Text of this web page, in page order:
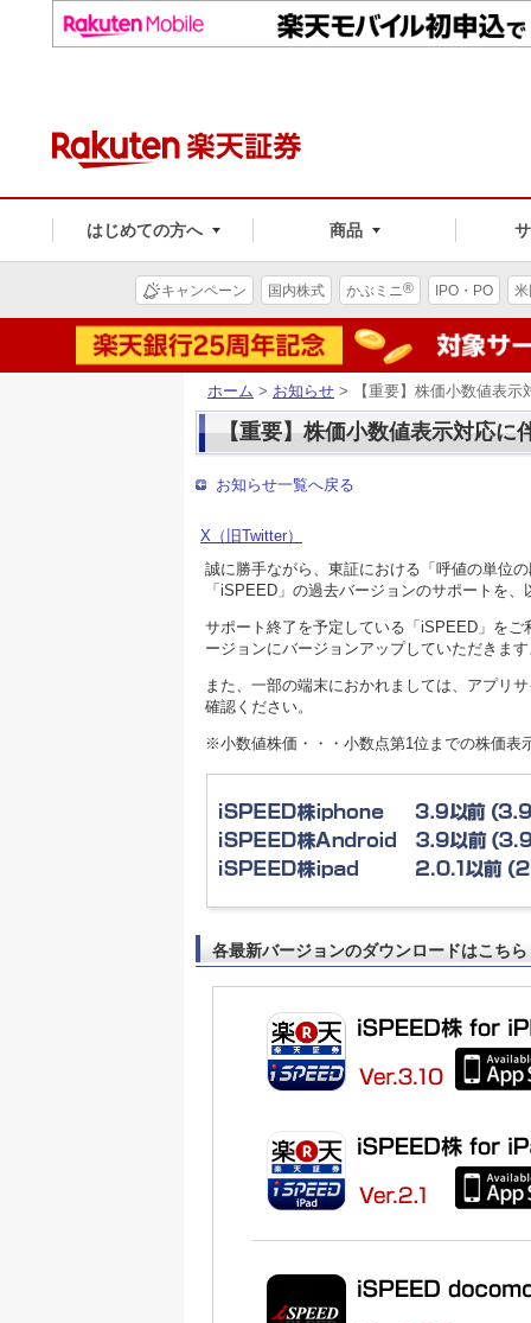
はじめての方へ 商品
キャンペーン 国内株式 かぶミニ® IPO・PO
ホーム > お知らせ > 【重要】株価小数値表示
【重要】株価小数値表示対応に
お知らせ一覧へ戻る
X（旧Twitter）
誠に勝手ながら、東証における「呼値の単位
「iSPEED」の過去バージョンのサポートを
サポート終了を予定している「iSPEED」を
ージョンにバージョンアップしていただきま
また、一部の端末におかれましては、アプリ
確認ください。
※小数値株価・・・小数点第1位までの株価表
各最新バージョンのダウンロードはこちら